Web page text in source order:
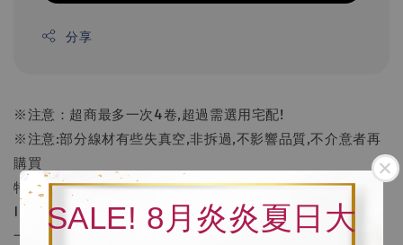
SALE! 8月炎炎夏日大
分享
※注意：超商最多一次4卷,超過需選用宅配!
※注意:部分線材有些失真空,非拆過,不影響品質,不介意者再
購買
特點：
1.一條線材裡面融合三種顏色，多色列印，可實現
一個模型三面顏色，讓列印不再單調。